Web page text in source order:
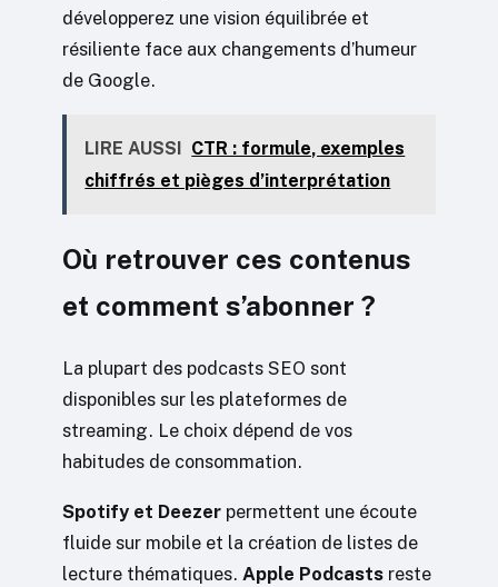
développerez une vision équilibrée et
résiliente face aux changements d’humeur
de Google.
LIRE AUSSI CTR : formule, exemples
chiffrés et pièges d’interprétation
Où retrouver ces contenus
et comment s’abonner ?
La plupart des podcasts SEO sont
disponibles sur les plateformes de
streaming. Le choix dépend de vos
habitudes de consommation.
Spotify et Deezer permettent une écoute
fluide sur mobile et la création de listes de
lecture thématiques. Apple Podcasts reste